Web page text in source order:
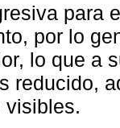
para
por lo
lo que a
reducido,
visibles.